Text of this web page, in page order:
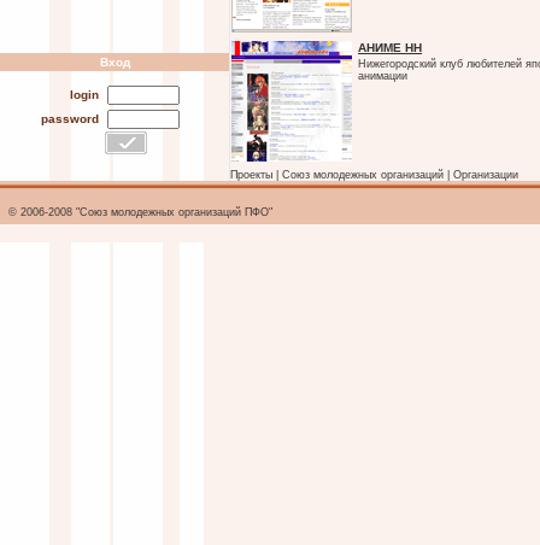
АНИМЕ НН
Нижегородский клуб любителей
анимации
Проекты Союз молодежных организаций Организации
Вход
login
password
© 2006-2008 "Союз молодежных организаций ПФО"